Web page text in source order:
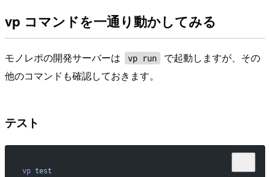
vp コマンドを一通り動かしてみる
モノレポの開発サーバーは vp run
で起動しますが、その
他のコマンドも確認しておきます。
テスト
vp test